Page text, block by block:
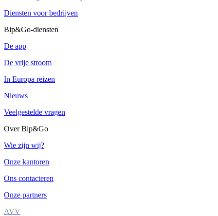
Diensten voor bedrijven
Bip&Go-diensten
De app
De vrije stroom
In Europa reizen
Nieuws
Veelgestelde vragen
Over Bip&Go
Wie zijn wij?
Onze kantoren
Ons contacteren
Onze partners
AVV